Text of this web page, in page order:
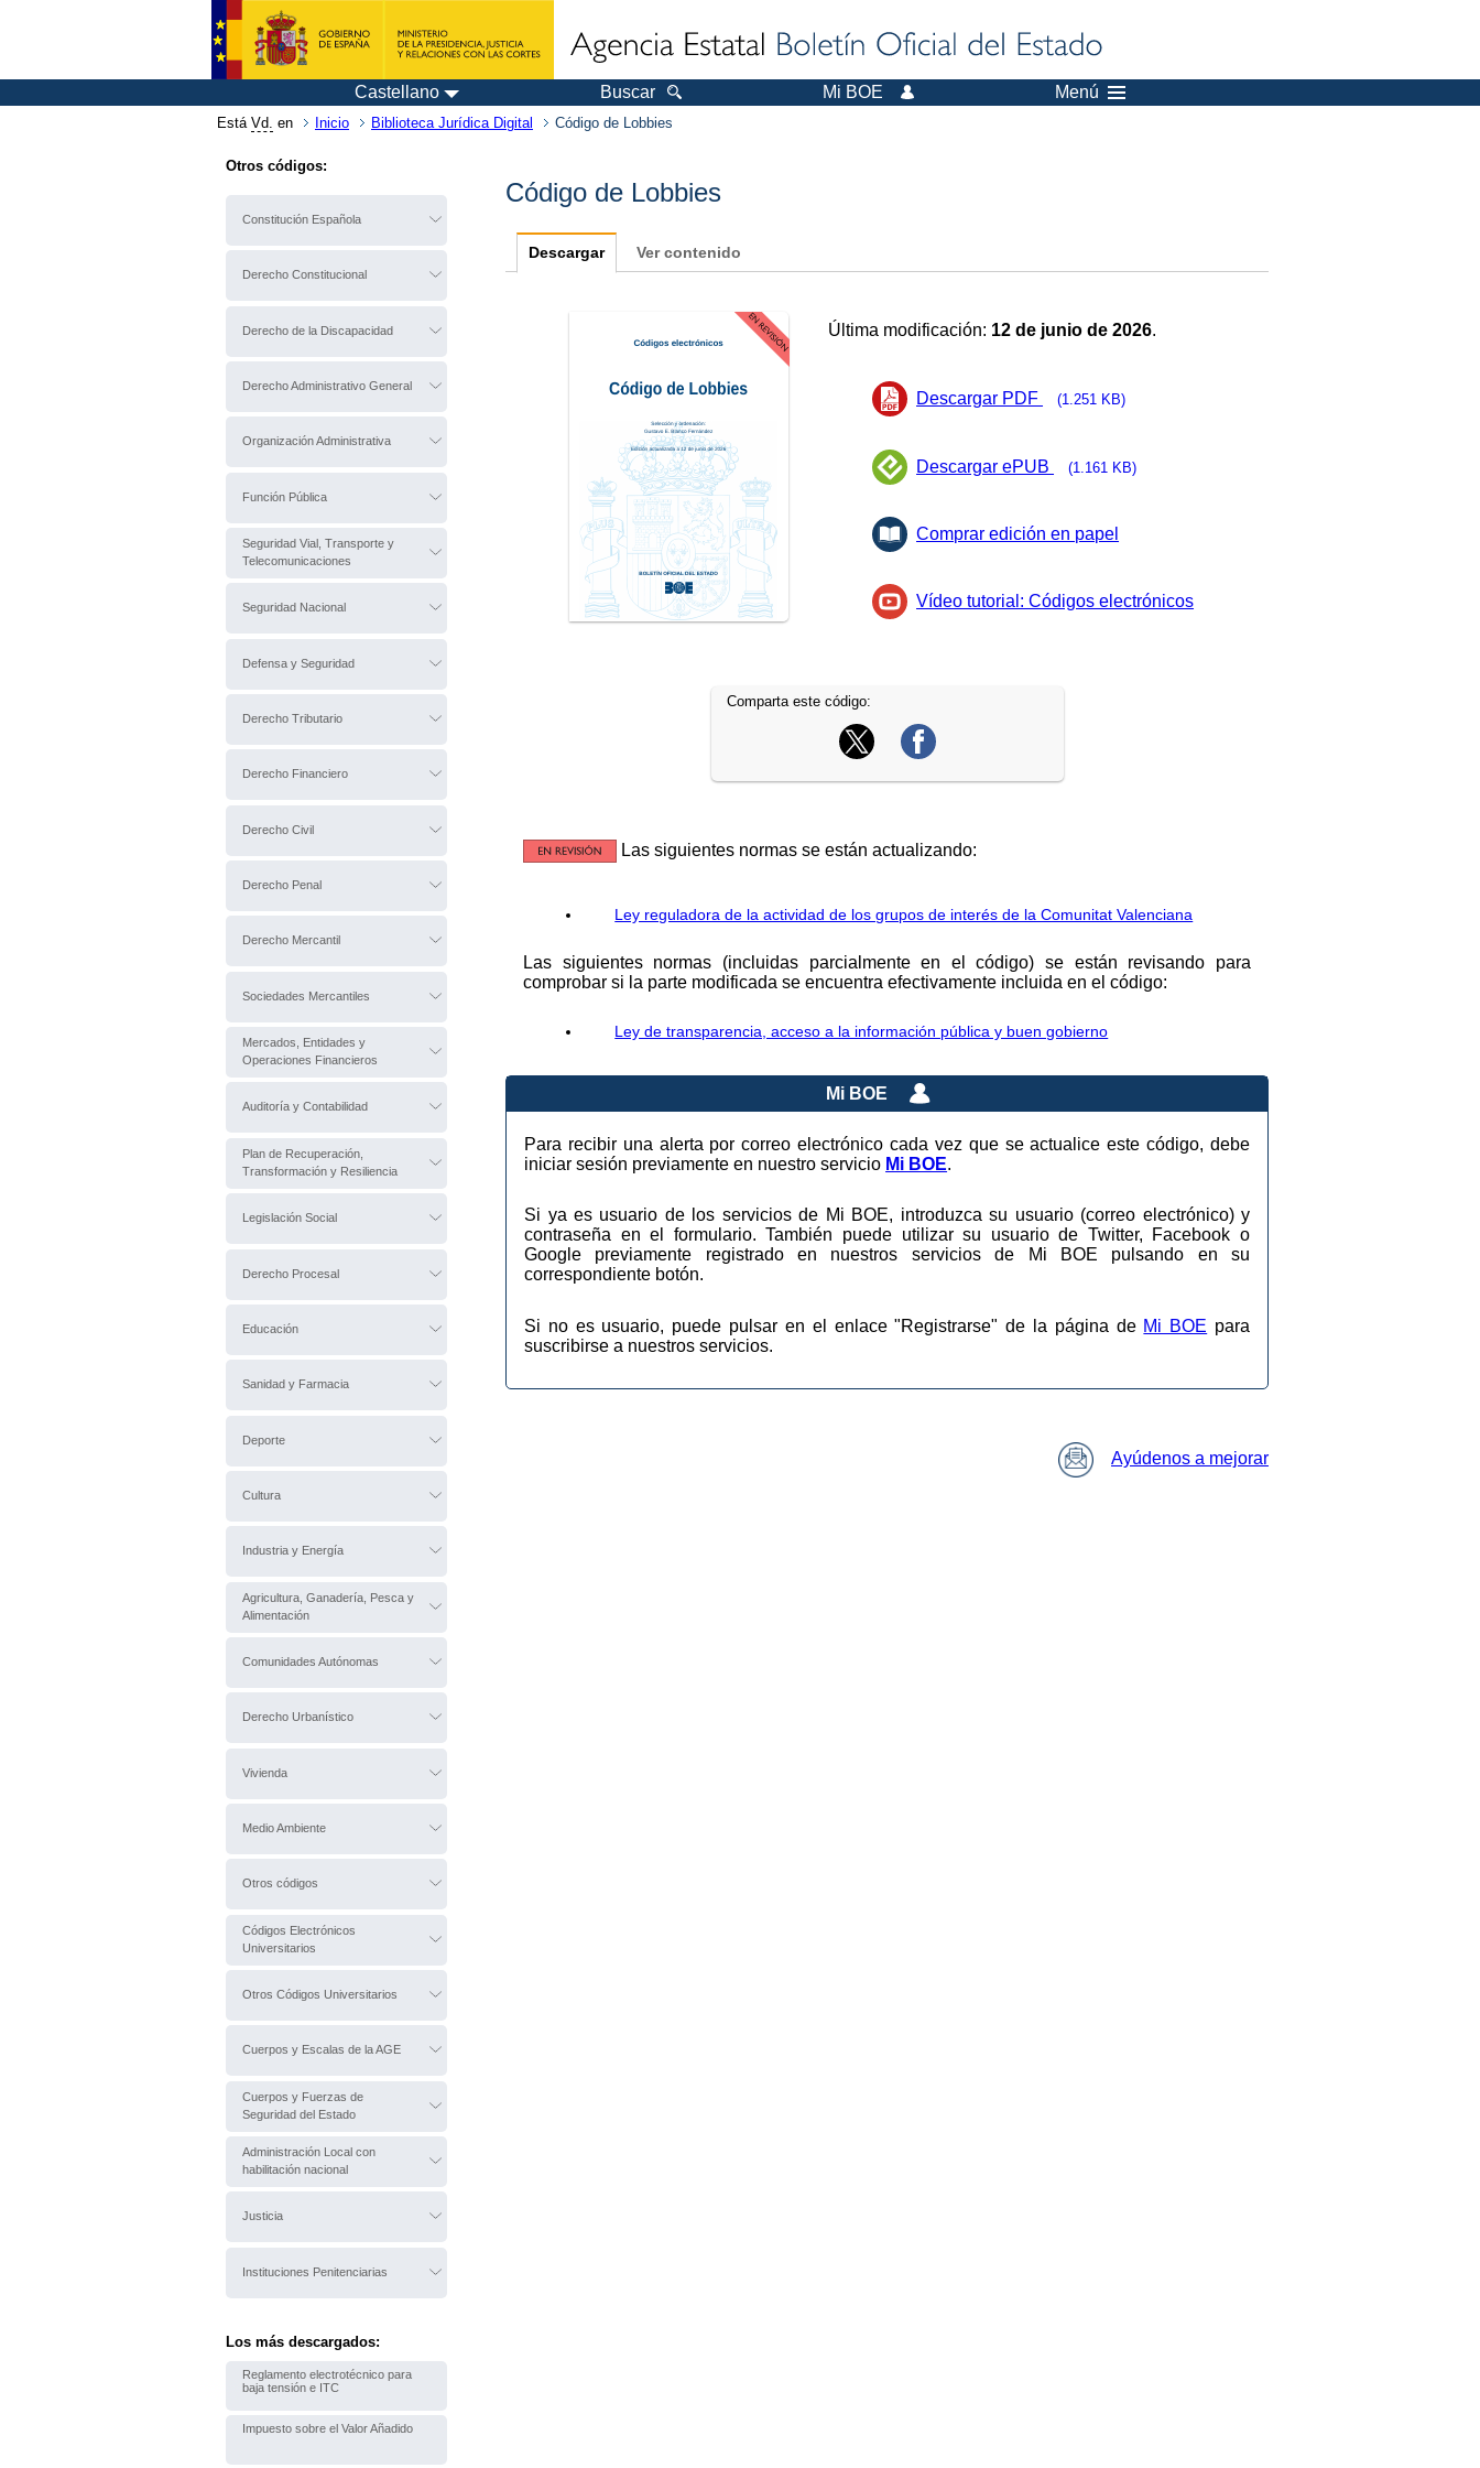
Castellano Buscar Mi BOE Menú
Está Vd. en Inicio Biblioteca Jurídica Digital Código de Lobbies
Otros códigos:
Constitución Española
Derecho Constitucional
Derecho de la Discapacidad
Derecho Administrativo General
Organización Administrativa
Función Pública
Seguridad Vial, Transporte y
Telecomunicaciones
Seguridad Nacional
Defensa y Seguridad
Derecho Tributario
Derecho Financiero
Derecho Civil
Derecho Penal
Derecho Mercantil
Sociedades Mercantiles
Mercados, Entidades y
Operaciones Financieros
Auditoría y Contabilidad
Plan de Recuperación,
Transformación y Resiliencia
Legislación Social
Derecho Procesal
Educación
Sanidad y Farmacia
Deporte
Cultura
Industria y Energía
Agricultura, Ganadería, Pesca y
Alimentación
Comunidades Autónomas
Derecho Urbanístico
Vivienda
Medio Ambiente
Otros códigos
Códigos Electrónicos
Universitarios
Otros Códigos Universitarios
Cuerpos y Escalas de la AGE
Cuerpos y Fuerzas de
Seguridad del Estado
Administración Local con
habilitación nacional
Justicia
Instituciones Penitenciarias
Los más descargados:
Reglamento electrotécnico para
baja tensión e ITC
Impuesto sobre el Valor Añadido
Código de Lobbies
Descargar Ver contenido
Última modificación: 12 de junio de 2026.
Descargar PDF (1.251 KB)
Descargar ePUB (1.161 KB)
Comprar edición en papel
Vídeo tutorial: Códigos electrónicos
Comparta este código:
Las siguientes normas se están actualizando:
Ley reguladora de la actividad de los grupos de interés de la Comunitat Valenciana
Las siguientes normas (incluidas parcialmente en el código) se están revisando para
comprobar si la parte modificada se encuentra efectivamente incluida en el código:
Ley de transparencia, acceso a la información pública y buen gobierno
Mi BOE
Para recibir una alerta por correo electrónico cada vez que se actualice este código, debe
iniciar sesión previamente en nuestro servicio Mi BOE.
Si ya es usuario de los servicios de Mi BOE, introduzca su usuario (correo electrónico) y
contraseña en el formulario. También puede utilizar su usuario de Twitter, Facebook o
Google previamente registrado en nuestros servicios de Mi BOE pulsando en su
correspondiente botón.
Si no es usuario, puede pulsar en el enlace "Registrarse" de la página de Mi BOE para
suscribirse a nuestros servicios.
Ayúdenos a mejorar